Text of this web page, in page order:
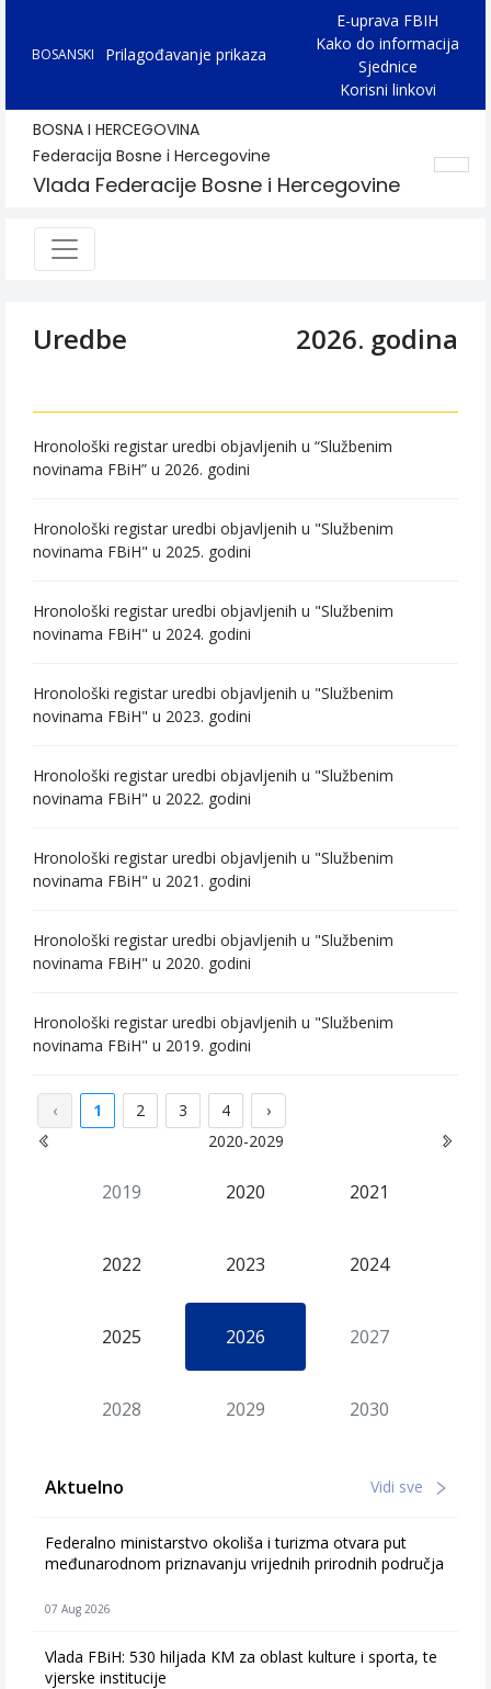
BOSANSKI Prilagođavanje prikaza
E-uprava FBIH
Kako do informacija
Sjednice
Korisni linkovi
BOSNA I HERCEGOVINA
Federacija Bosne i Hercegovine
Vlada Federacije Bosne i Hercegovine
Uredbe 2026. godina
Hronološki registar uredbi objavljenih u “Službenim
novinama FBiH” u 2026. godini
Hronološki registar uredbi objavljenih u "Službenim
novinama FBiH" u 2025. godini
Hronološki registar uredbi objavljenih u "Službenim
novinama FBiH" u 2024. godini
Hronološki registar uredbi objavljenih u "Službenim
novinama FBiH" u 2023. godini
Hronološki registar uredbi objavljenih u "Službenim
novinama FBiH" u 2022. godini
Hronološki registar uredbi objavljenih u "Službenim
novinama FBiH" u 2021. godini
Hronološki registar uredbi objavljenih u "Službenim
novinama FBiH" u 2020. godini
Hronološki registar uredbi objavljenih u "Službenim
novinama FBiH" u 2019. godini
‹ 1 2 3 4
›
2020-2029
2019 2020 2021
2022 2023 2024
2025 2026 2027
2028 2029 2030
Aktuelno Vidi sve
Federalno ministarstvo okoliša i turizma otvara put
međunarodnom priznavanju vrijednih prirodnih područja
07 Aug 2026
Vlada FBiH: 530 hiljada KM za oblast kulture i sporta, te
vjerske institucije